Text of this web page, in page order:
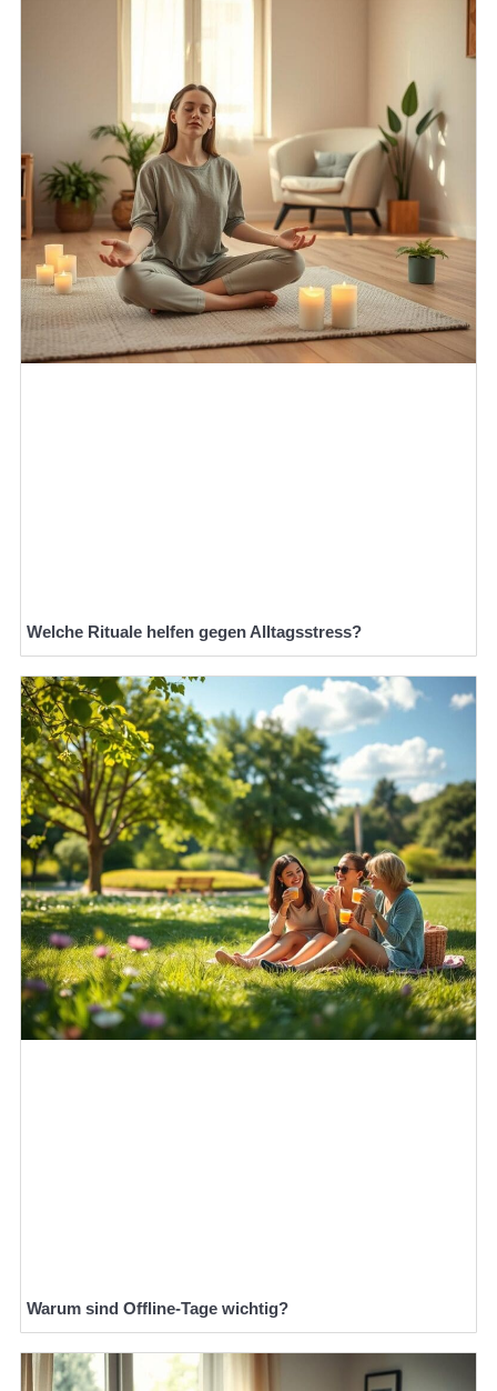
Welche Rituale helfen gegen Alltagsstress?
Warum sind Offline-Tage wichtig?